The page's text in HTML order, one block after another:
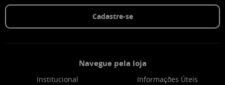
Cadastre-se
Navegue pela loja
Institucional
Informações Úteis